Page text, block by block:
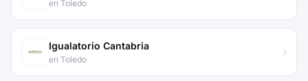
en Toledo
Igualatorio Cantabria
en Toledo